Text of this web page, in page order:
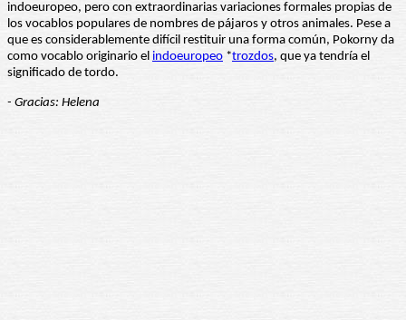
indoeuropeo, pero con extraordinarias variaciones formales propias de
los vocablos populares de nombres de pájaros y otros animales. Pese a
que es considerablemente difícil restituir una forma común, Pokorny da
como vocablo originario el indoeuropeo *trozdos, que ya tendría el
significado de tordo.
- Gracias: Helena